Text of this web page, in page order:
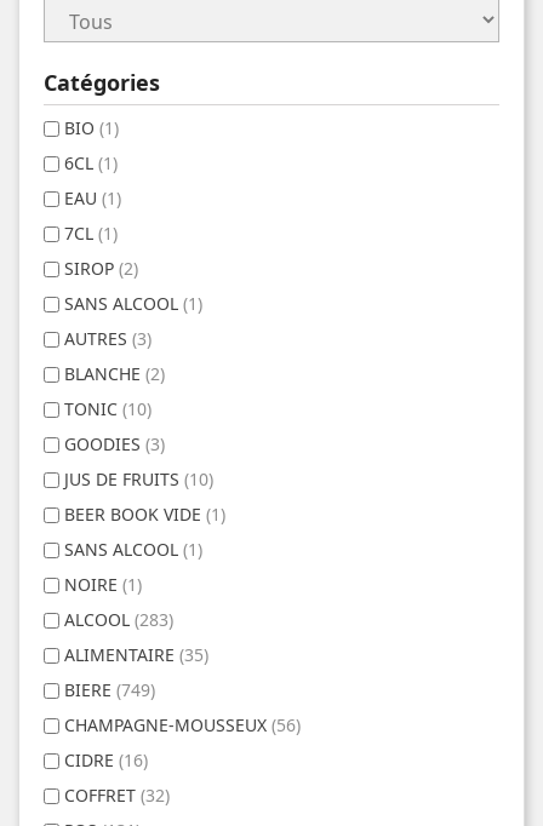
Catégories
BIO (1)
6CL (1)
EAU (1)
7CL (1)
SIROP (2)
SANS ALCOOL (1)
AUTRES (3)
BLANCHE (2)
TONIC (10)
GOODIES (3)
JUS DE FRUITS (10)
BEER BOOK VIDE (1)
SANS ALCOOL (1)
NOIRE (1)
ALCOOL (283)
ALIMENTAIRE (35)
BIERE (749)
CHAMPAGNE-MOUSSEUX (56)
CIDRE (16)
COFFRET (32)